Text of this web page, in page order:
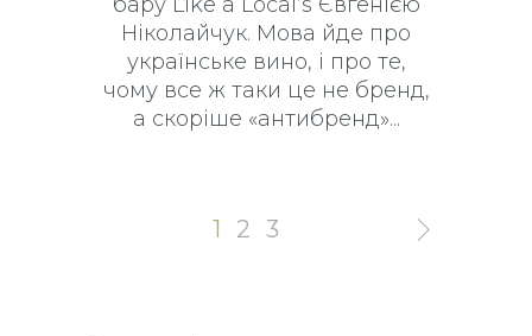
Ніколайчук. Мова йде про
українське вино, і про те,
чому все ж таки це не бренд,
а скоріше «антибренд»
1 2 3